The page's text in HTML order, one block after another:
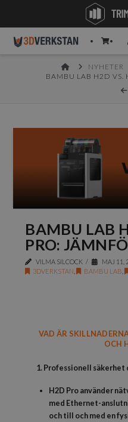
HOMENYHETER
BAMBU LAB H2D VS.
BAMBU LAB
PRO:
VILMA SILCOCK
MAJ 11,
3DVERKSTAN , BAMBU LAB ,
VAD ÄR
OCH
1. Professionell säkerhet
H2D Pro använder
med Ethernet-
och till och med en